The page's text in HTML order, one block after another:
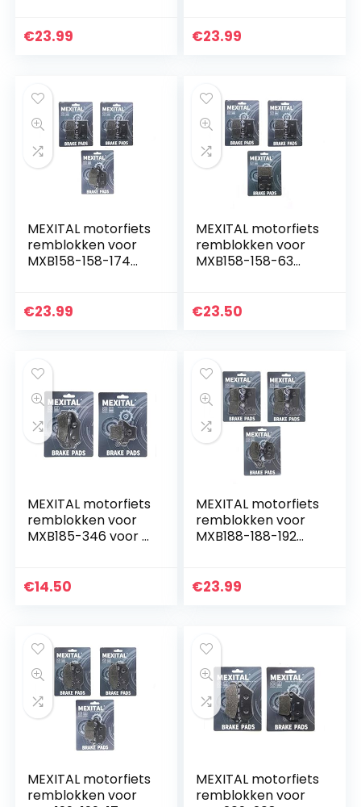
€23.99 €23.99
MEXITAL motorfiets
remblokken voor
MXB158-158-174
€23.99
MEXITAL motorfiets
remblokken voor
MXB158-158-63
€23.50
MEXITAL motorfiets
remblokken voor
MXB185-346 voor +
€14.50
MEXITAL motorfiets
remblokken voor
MXB188-188-192
€23.99
MEXITAL motorfiets
remblokken voor
MEXITAL motorfiets
remblokken voor